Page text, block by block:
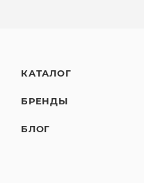
КАТАЛОГ
БРЕНДЫ
БЛОГ